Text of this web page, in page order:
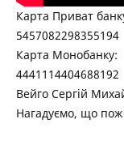
Карта Приват
5457082298355194
Карта Монобанку:
4441114404688192
Вейго Сергій
Нагадуємо, що